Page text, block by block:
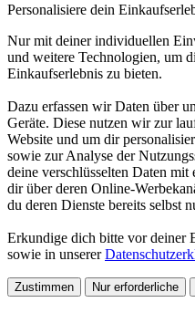
Personalisiere dein
Nur mit deiner individuellen
und weitere Technologien, um
Einkaufserlebnis zu bieten.
Dazu erfassen wir Daten über
Geräte. Diese nutzen wir zur
Website und um dir
sowie zur Analyse der
deine verschlüsselten Daten
dir über deren Online-
du deren Dienste bereits selbst
Erkundige dich bitte vor deiner
sowie in unserer
Zustimmen Nur erforderliche